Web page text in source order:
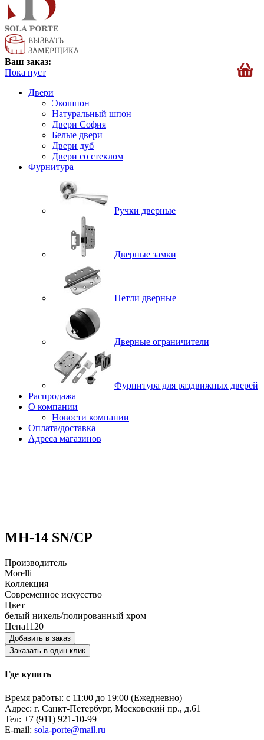
Ваш заказ:
Пока пуст
Двери
Экошпон
Натуральный шпон
Двери София
Белые двери
Двери дуб
Двери со стеклом
Фурнитура
Ручки дверные
Дверные замки
Петли дверные
Дверные ограничители
Фурнитура для раздвижных дверей
Распродажа
О компании
Новости компании
Оплата/доставка
Адреса магазинов
MH-14 SN/CP
Производитель
Morelli
Коллекция
Современное искусство
Цвет
белый никель/полированный хром
Цена1120
Добавить в заказ
Заказать в один клик
Где купить
Время работы: с 11:00 до 19:00 (Ежедневно)
Адрес: г. Санкт-Петербург, Московский пр., д.61
Тел: +7 (911) 921-10-99
E-mail: sola-porte@mail.ru